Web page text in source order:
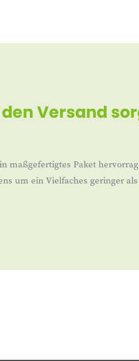
Versand
maßgefertigtes Paket
um ein Vielfaches geringer